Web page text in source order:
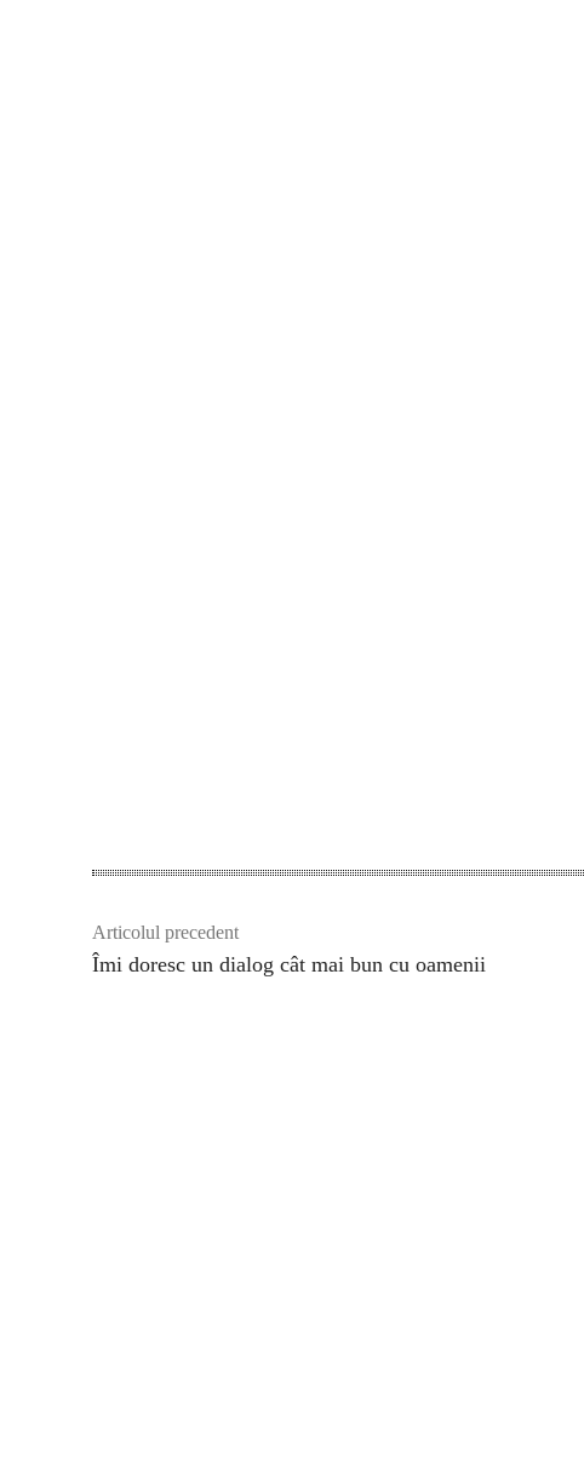
Articolul precedent
Îmi doresc un dialog cât mai bun cu oamenii